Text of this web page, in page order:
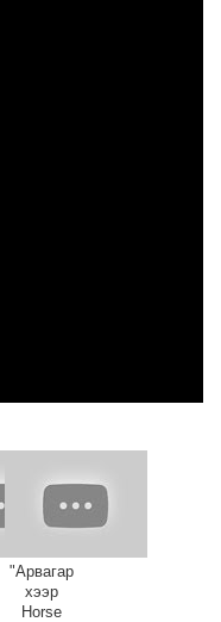
"Арвагар
хээр
Horse